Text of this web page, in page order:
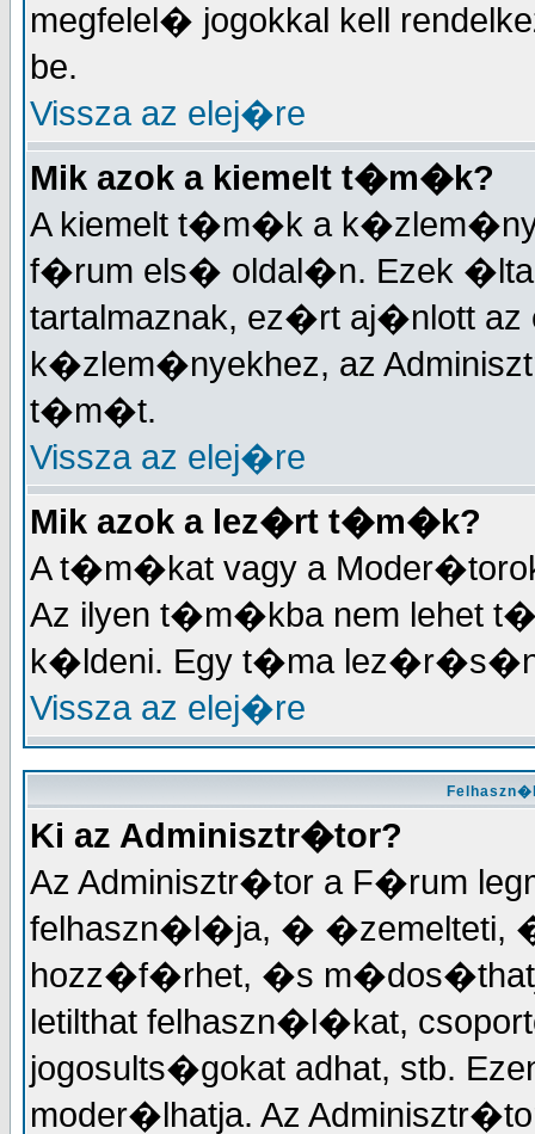
megfelel� jogokkal kell
be.
Vissza az elej�re
Mik azok a kiemelt t�m�k?
A kiemelt t�m�k a
f�rum els� oldal�n. Ezek
tartalmaznak, ez�rt aj�nlott
k�zlem�nyekhez, az
t�m�t.
Vissza az elej�re
Mik azok a lez�rt t�m�k?
A t�m�kat vagy a
Az ilyen t�m�kba nem lehet
k�ldeni. Egy t�ma
Vissza az elej�re
Ki az Adminisztr�tor?
Az Adminisztr�tor a F�rum
felhaszn�l�ja, � �zemelteti,
hozz�f�rhet, �s
letilthat felhaszn�l�kat,
jogosults�gokat adhat, stb.
moder�lhatja. Az